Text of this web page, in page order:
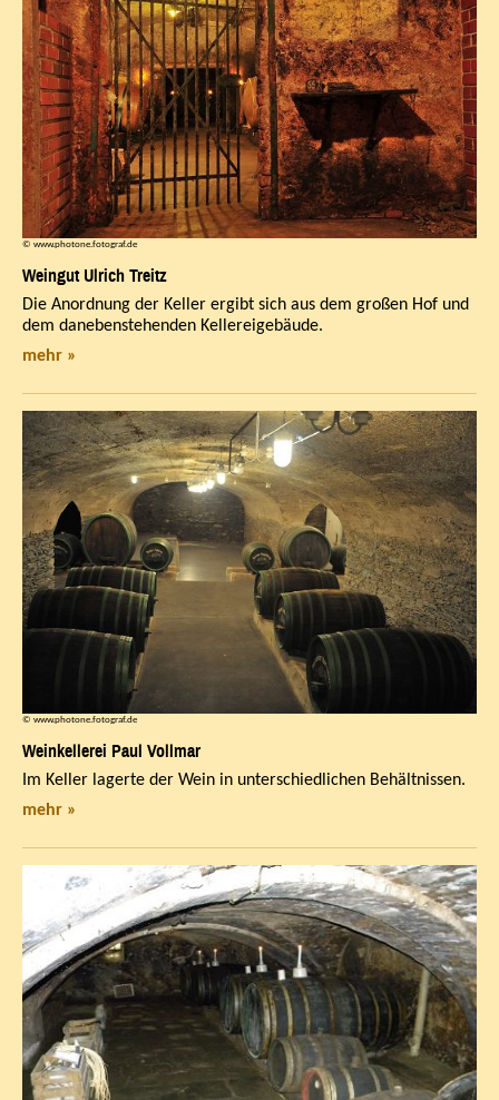
© www.photone.fotograf.de
Weingut Ulrich Treitz
Die Anordnung der Keller ergibt sich aus dem großen Hof und
dem danebenstehenden Kellereigebäude.
mehr »
© www.photone.fotograf.de
Weinkellerei Paul Vollmar
Im Keller lagerte der Wein in unterschiedlichen Behältnissen.
mehr »